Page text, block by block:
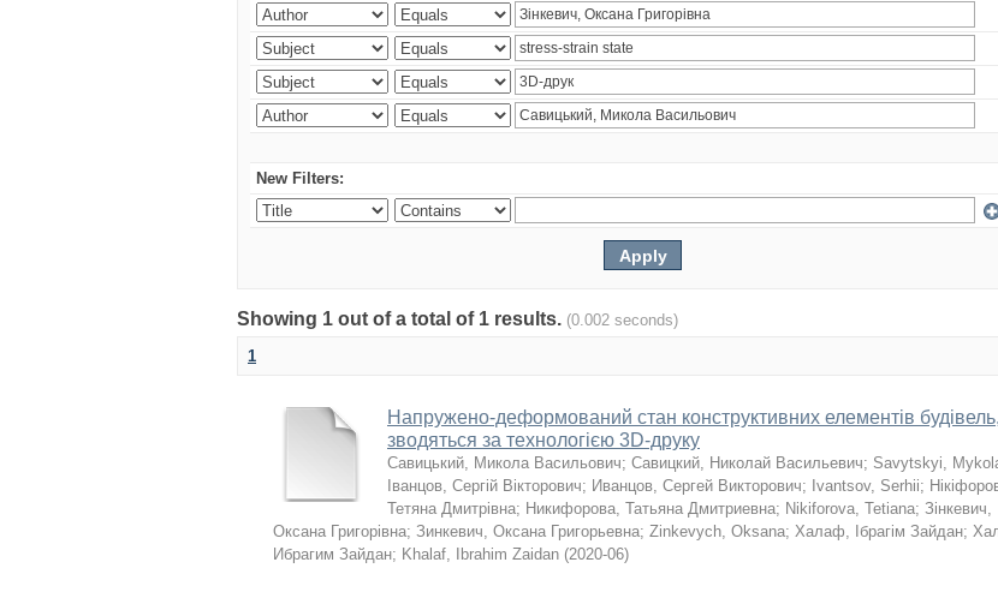
New Filters:
Showing 1 out of a total of 1 results. (0.002 seconds)
1
Напружено-деформований стан конструктивних елементів
зводяться за технологією 3D-друку
Савицький, Микола Васильович; Савицкий, Николай Васильевич; Savytskyi,
Іванцов, Сергій Вікторович; Иванцов, Сергей Викторович; Ivantsov, Serhii;
Тетяна Дмитрівна; Никифорова, Татьяна Дмитриевна; Nikiforova, Tetiana; Зінкевич,
Оксана Григорівна; Зинкевич, Оксана Григорьевна; Zinkevych, Oksana; Халаф, Ібрагім Зайдан;
Ибрагим Зайдан; Khalaf, Ibrahim Zaidan (2020-06)